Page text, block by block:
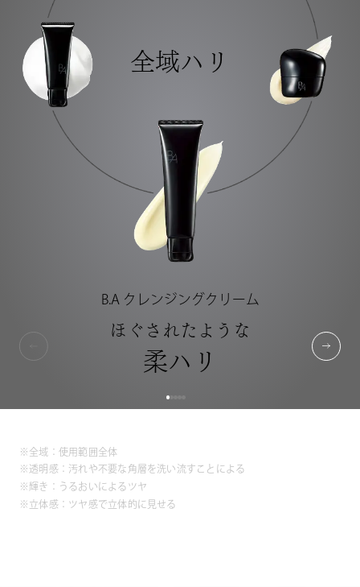
全域ハリ
B.A クレンジングクリーム
ほぐされたような
柔ハリ
※全域：使用範囲全体
※透明感：汚れや不要な角層を洗い流すことによる
※輝き：うるおいによるツヤ
※立体感：ツヤ感で立体的に見せる